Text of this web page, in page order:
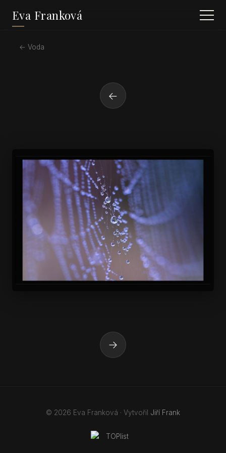
Eva Franková
← Voda
←
→
© 2026 Eva Franková · Vytvořil Jiří Frank